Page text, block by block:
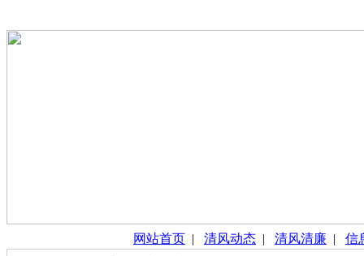
网站首页 | 清风动态 | 清风清廉 | 信